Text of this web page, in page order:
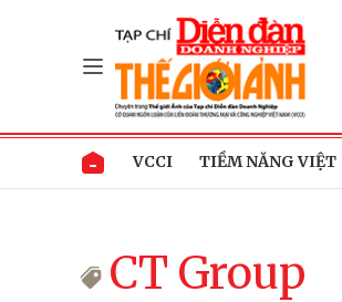
VCCI TIỀM NĂNG VIỆT
CT Group